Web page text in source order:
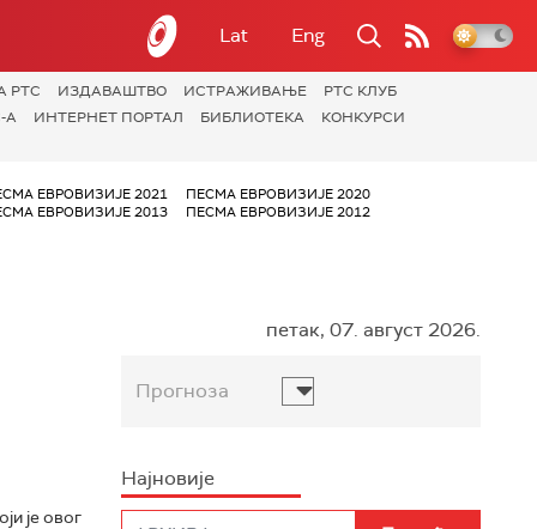
Lat Eng
РТС ИЗДАВАШТВО ИСТРАЖИВАЊЕ
РТС КЛУБ
А ИНТЕРНЕТ ПОРТАЛ БИБЛИОТЕКА
КОНКУРСИ
ЕВРОВИЗИЈЕ 2021
ПЕСМА ЕВРОВИЗИЈЕ 2020
ЕВРОВИЗИЈЕ 2013
ПЕСМА ЕВРОВИЗИЈЕ 2012
је овог
петак, 07. август 2026.
Прогноза
Најновије